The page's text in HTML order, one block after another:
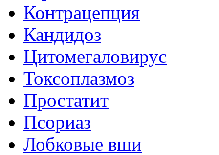
Контрацепция
Кандидоз
Цитомегаловирус
Токсоплазмоз
Простатит
Псориаз
Лобковые вши